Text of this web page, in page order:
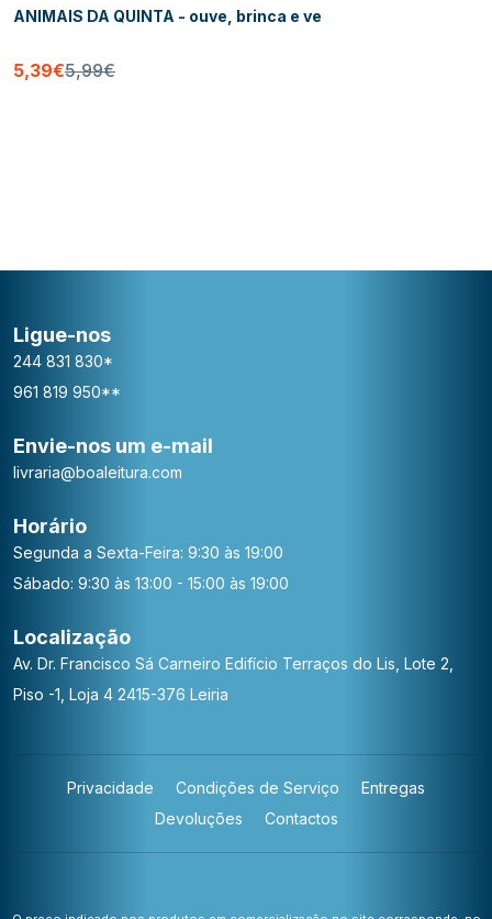
ANIMAIS DA QUINTA - ouve, brinca e ve
5,39€5,99€
Ligue-nos
244 831 830*
961 819 950**
Envie-nos um e-mail
livraria@boaleitura.com
Horário
Segunda a Sexta-Feira: 9:30 às 19:00
Sábado: 9:30 às 13:00 - 15:00 às 19:00
Localização
Av. Dr. Francisco Sá Carneiro Edifício Terraços do Lis, Lote 2,
Piso -1, Loja 4 2415-376 Leiria
Privacidade Condições de Serviço
Entregas
Devoluções
Contactos